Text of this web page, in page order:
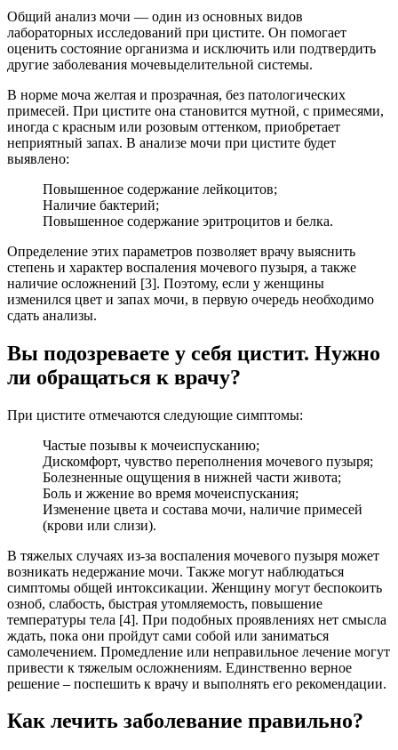
Общий анализ мочи — один из основных видов
лабораторных исследований при цистите. Он помогает
оценить состояние организма и исключить или подтвердить
другие заболевания мочевыделительной системы.
В норме моча желтая и прозрачная, без патологических
примесей. При цистите она становится мутной, с примесями,
иногда с красным или розовым оттенком, приобретает
неприятный запах. В анализе мочи при цистите будет
выявлено:
Повышенное содержание лейкоцитов;
Наличие бактерий;
Повышенное содержание эритроцитов и белка.
Определение этих параметров позволяет врачу выяснить
степень и характер воспаления мочевого пузыря, а также
наличие осложнений [3]. Поэтому, если у женщины
изменился цвет и запах мочи, в первую очередь необходимо
сдать анализы.
Вы подозреваете у себя цистит. Нужно
ли обращаться к врачу?
При цистите отмечаются следующие симптомы:
Частые позывы к мочеиспусканию;
Дискомфорт, чувство переполнения мочевого пузыря;
Болезненные ощущения в нижней части живота;
Боль и жжение во время мочеиспускания;
Изменение цвета и состава мочи, наличие примесей
(крови или слизи).
В тяжелых случаях из-за воспаления мочевого пузыря может
возникать недержание мочи. Также могут наблюдаться
симптомы общей интоксикации. Женщину могут беспокоить
озноб, слабость, быстрая утомляемость, повышение
температуры тела [4]. При подобных проявлениях нет смысла
ждать, пока они пройдут сами собой или заниматься
самолечением. Промедление или неправильное лечение могут
привести к тяжелым осложнениям. Единственно верное
решение – поспешить к врачу и выполнять его рекомендации.
Как лечить заболевание правильно?